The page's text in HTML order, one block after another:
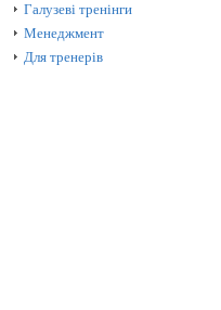
Галузеві тренінги
Менеджмент
Для тренерів